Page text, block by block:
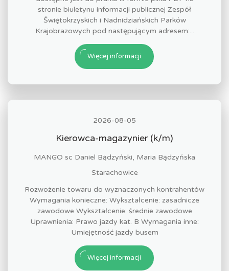
stronie biuletynu informacji publicznej Zespół
Świętokrzyskich i Nadnidziańskich Parków
Krajobrazowych pod następującym adresem:...
Więcej informacji
2026-08-05
Kierowca-magazynier (k/m)
MANGO sc Daniel Bądzyński, Maria Bądzyńska
Starachowice
Rozwożenie towaru do wyznaczonych kontrahentów
Wymagania konieczne: Wykształcenie: zasadnicze
zawodowe Wykształcenie: średnie zawodowe
Uprawnienia: Prawo jazdy kat. B Wymagania inne:
Umiejętność jazdy busem
Więcej informacji